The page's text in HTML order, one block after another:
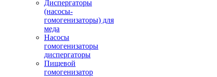
Диспергаторы
(насосы-
гомогенизаторы) для
меда
Насосы
гомогенизаторы
диспергаторы
Пищевой
гомогенизатор